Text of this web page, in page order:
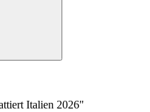
Italien 2026"